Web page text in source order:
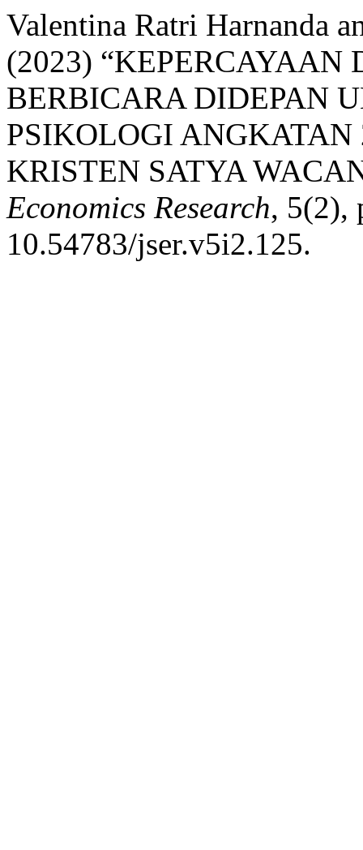
Valentina Ratri Harnanda
(2023)
BERBICARA DIDEPAN
PSIKOLOGI
KRISTEN SATYA
Economics Research, 5(2),
10.54783/jser.v5i2.125.